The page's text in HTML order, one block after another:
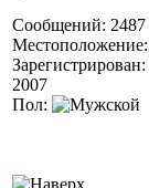
Сообщений: 2487
2007
Пол: